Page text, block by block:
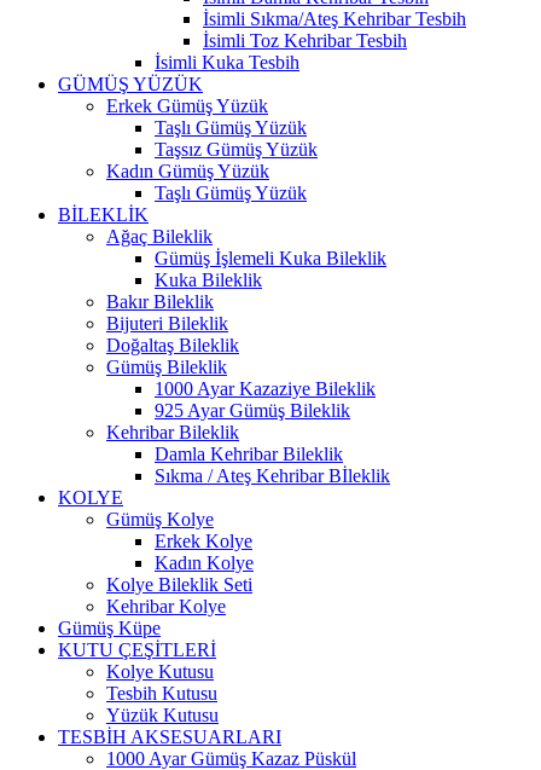
İsimli Sıkma/Ateş Kehribar Tesbih
İsimli Toz Kehribar Tesbih
İsimli Kuka Tesbih
GÜMÜŞ YÜZÜK
Erkek Gümüş Yüzük
Taşlı Gümüş Yüzük
Taşsız Gümüş Yüzük
Kadın Gümüş Yüzük
Taşlı Gümüş Yüzük
BİLEKLİK
Ağaç Bileklik
Gümüş İşlemeli Kuka Bileklik
Kuka Bileklik
Bakır Bileklik
Bijuteri Bileklik
Doğaltaş Bileklik
Gümüş Bileklik
1000 Ayar Kazaziye Bileklik
925 Ayar Gümüş Bileklik
Kehribar Bileklik
Damla Kehribar Bileklik
Sıkma / Ateş Kehribar Bİleklik
KOLYE
Gümüş Kolye
Erkek Kolye
Kadın Kolye
Kolye Bileklik Seti
Kehribar Kolye
Gümüş Küpe
KUTU ÇEŞİTLERİ
Kolye Kutusu
Tesbih Kutusu
Yüzük Kutusu
TESBİH AKSESUARLARI
1000 Ayar Gümüş Kazaz Püskül